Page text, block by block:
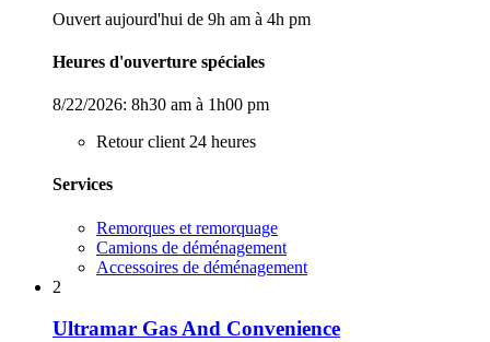
Ouvert aujourd'hui de 9h am à 4h pm
Heures d'ouverture spéciales
8/22/2026: 8h30 am à 1h00 pm
Retour client 24 heures
Services
Remorques et remorquage
Camions de déménagement
Accessoires de déménagement
2
Ultramar Gas And Convenience